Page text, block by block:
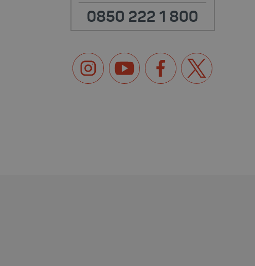
0850 222 1 800